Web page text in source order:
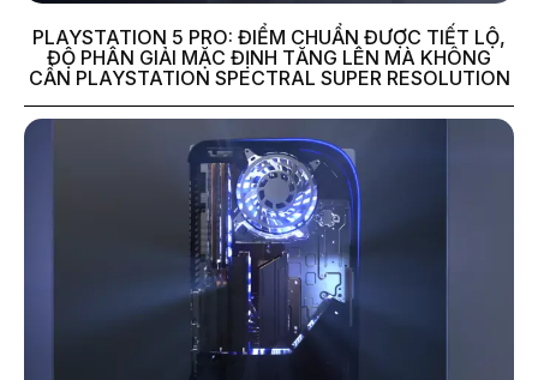
PLAYSTATION 5 PRO: ĐIỂM CHUẨN ĐƯỢC TIẾT LỘ,
ĐỘ PHÂN GIẢI MẶC ĐỊNH TĂNG LÊN MÀ KHÔNG
CẦN PLAYSTATION SPECTRAL SUPER RESOLUTION